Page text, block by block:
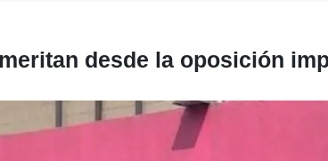
desde la oposición